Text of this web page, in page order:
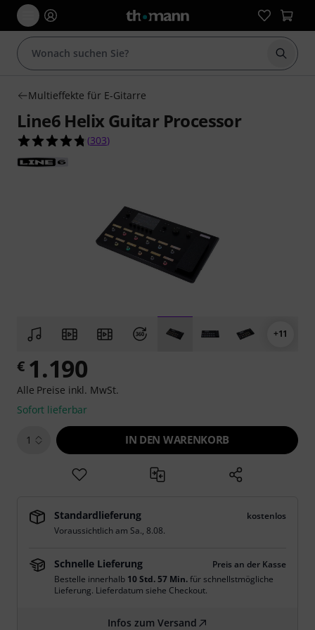
Suche
Multieffekte für E-Gitarre
Line6 Helix Guitar Processor
4.8 von 5 Sternen aus 303 Kundenbewertungen
(303)
+11
€ 1.190
Alle Preise inkl. MwSt.
Sofort lieferbar
1 IN DEN WARENKORB
Standardlieferung
kostenlos
Voraussichtlich am Sa., 8.08.
Schnelle Lieferung
Preis an der Kasse
Bestelle innerhalb 10 Std. 57 Min.für schnellstmögliche
Lieferung. Lieferdatum siehe Checkout.
Infos zum Versand